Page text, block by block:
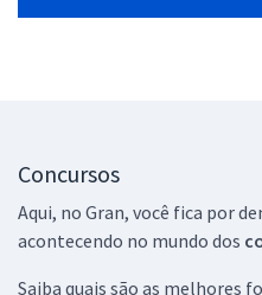
Concursos
Aqui, no Gran, você fica por
acontecendo no mundo dos
Saiba quais são as melhores